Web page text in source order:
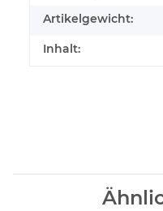
Artikelgewicht:
Inhalt: